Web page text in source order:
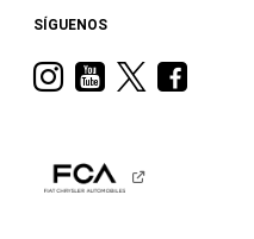
SÍGUENOS
Visit
Instagram
Visit
YouTube
Visit
Twitter
Visit